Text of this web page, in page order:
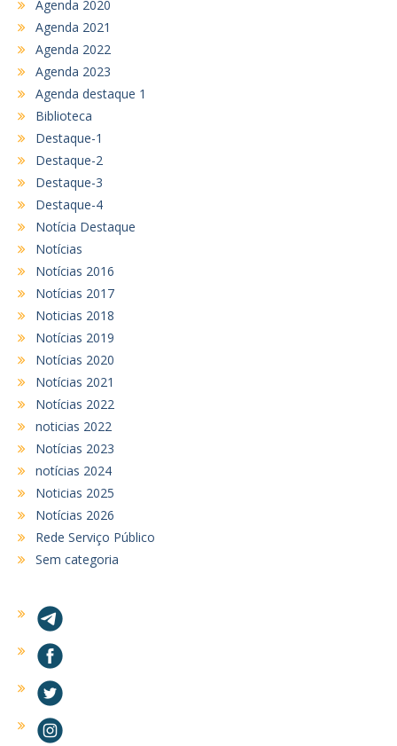
Agenda 2020
Agenda 2021
Agenda 2022
Agenda 2023
Agenda destaque 1
Biblioteca
Destaque-1
Destaque-2
Destaque-3
Destaque-4
Notícia Destaque
Notícias
Notícias 2016
Notícias 2017
Noticias 2018
Notícias 2019
Notícias 2020
Notícias 2021
Notícias 2022
noticias 2022
Notícias 2023
notícias 2024
Noticias 2025
Notícias 2026
Rede Serviço Público
Sem categoria